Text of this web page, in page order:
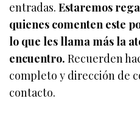
entradas.Estaremos
quienes comenten este
lo que les llama más la
encuentro. Recuerden
completo y dirección de
contacto.